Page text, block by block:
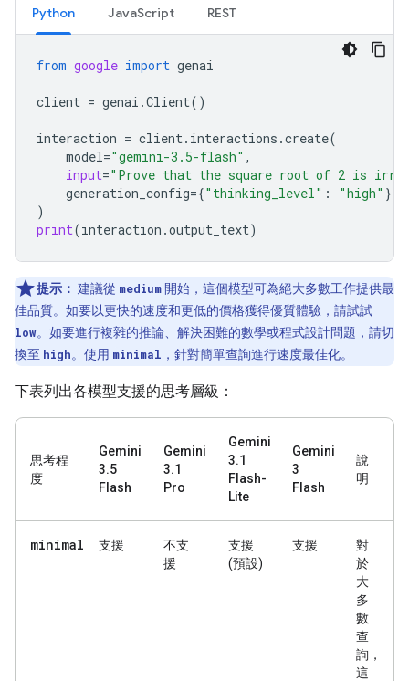
Python JavaScript REST
from google import genai
client = genai .Client()
interaction = client. interactions .create(
model="gemini-3.5-flash" ,
input="Prove that the square root of 2 is
generation_config={"thinking_level" : "high" },
)
print(interaction .output_text)
提示： 建議從 medium 開始，這個模型可為絕大多數工作提供最
佳品質。如要以更快的速度和更低的價格獲得優質體驗，請試試
low。如要進行複雜的推論、解決困難的數學或程式設計問題，請切
換至 high。使用 minimal ，針對簡單查詢進行速度最佳化。
下表列出各模型支援的思考層級：
思考程
度
Gemini
3.5
Flash
Gemini
3.1
Pro
Gemini
3.1
Flash-
Lite
Gemini
3
Flash
說
明
minimal 支援
不支
援
支援
(預設)
支援
對
於
大
多
數
查
詢，
這